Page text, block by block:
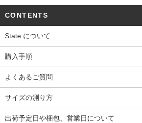
CONTENTS
State について
購入手順
よくあるご質問
サイズの測り方
出荷予定日や梱包、営業日について